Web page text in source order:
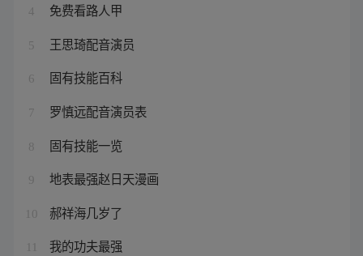
4 免费看路人甲
5 王思琦配音演员
6 固有技能百科
7 罗慎远配音演员表
8 固有技能一览
9 地表最强赵日天漫画
10 郝祥海几岁了
我的功夫最强